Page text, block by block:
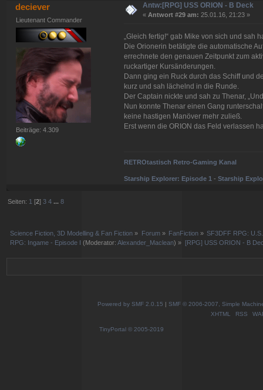
deciever
Lieutenant Commander
Beiträge: 4.309
Antw:[RPG] USS ORION - B Deck
« Antwort #29 am: 25.01.16, 21:23 »
„Gleich fertig!“ gab Mike von sich und sah
Die Orionerin betätigte die automatische
errechnete den genauen Zeitpunkt zum
ruckartiger Kursänderungen.
Dann ging ein Ruck durch das Schiff und
kurz und sah lächelnd in die Runde.
Der Captain nickte und sah zu Thenar,
Nun konnte Thenar einen Gang
keine hastigen Manöver mehr zuließ.
Erst wenn die ORION das Feld verlassen
RETROtastisch Retro-Gaming Kanal
Starship Explorer: Episode 1 - Starship
Seiten: 1 [2]3 4 ...8
Science Fiction, 3D Modelling & Fan Fiction » Forum» FanFiction » SF3DFF RPG:
RPG: Ingame - Episode I
(Moderator:Alexander_Maclean) » [RPG] USS ORION - B
Powered by SMF 2.0.15 | SMF © 2006-2007, Simple
XHTML
RSS
TinyPortal © 2005-2019